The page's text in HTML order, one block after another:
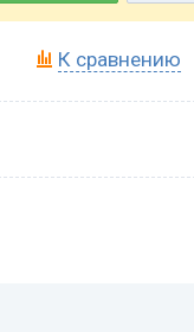
К сравнению